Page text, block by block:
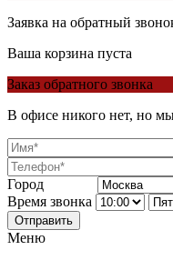
Заявка на обратный
Ваша корзина пуста
Заказ обратного звонка
В офисе никого нет, но
Город
Время звонка
Отправить
Меню